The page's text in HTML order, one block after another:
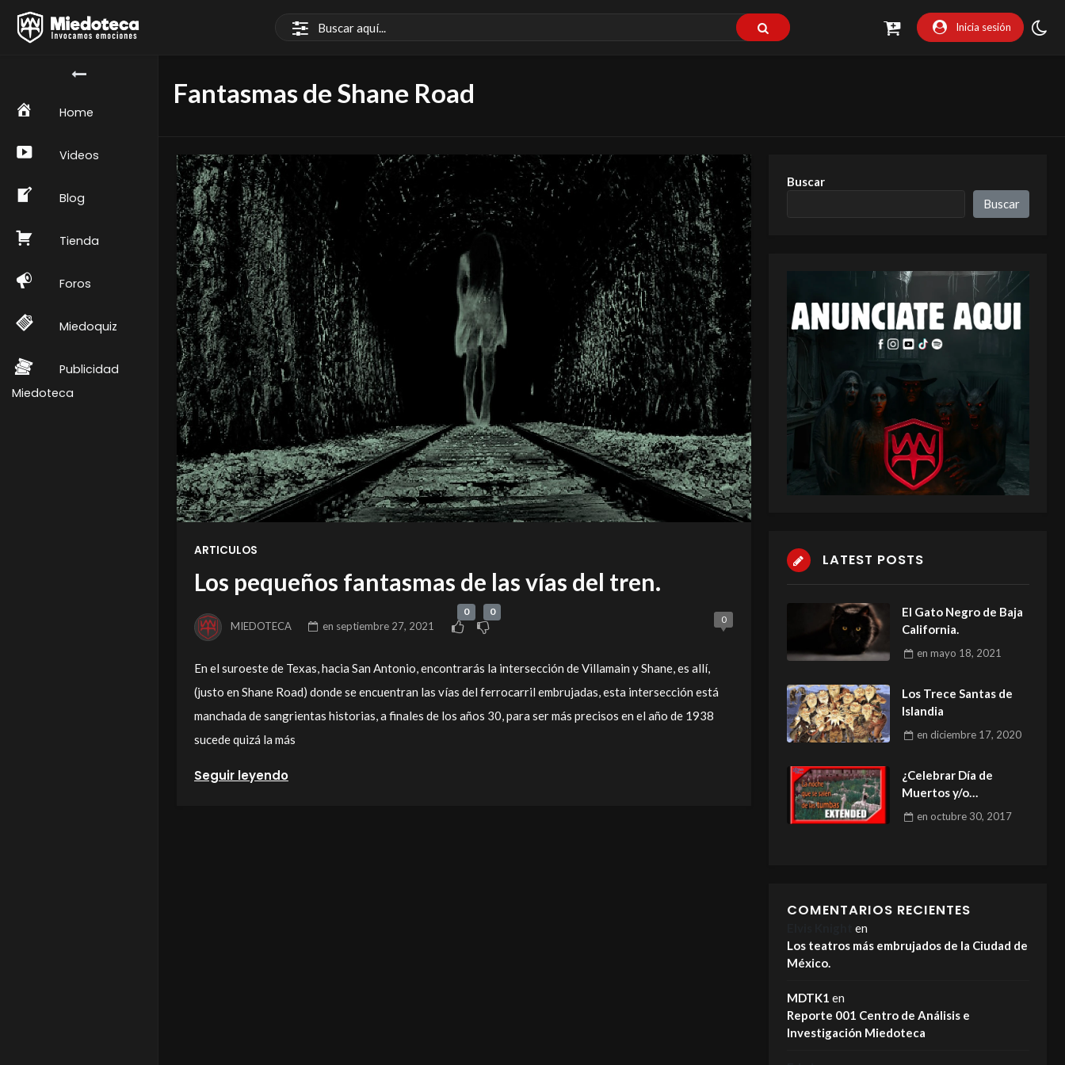
Inicia sesión
Home
Videos
Blog
Tienda
Foros
Miedoquiz
Publicidad
Miedoteca
Fantasmas de Shane Road
ARTICULOS
Los pequeños fantasmas de las vías del tren.
MIEDOTECA en septiembre 27, 2021
0 0
0
En el suroeste de Texas, hacia San Antonio, encontrarás la intersección de Villamain y Shane, es allí,
(justo en Shane Road) donde se encuentran las vías del ferrocarril embrujadas, esta intersección está
manchada de sangrientas historias, a finales de los años 30, para ser más precisos en el año de 1938
sucede quizá la más
Seguir leyendo
Buscar
Buscar
LATEST POSTS
El Gato Negro de Baja
California.
enmayo 18, 2021
Los Trece Santas de
Islandia
en diciembre 17, 2020
¿Celebrar Día de
Muertos y/o
Halloween?
en octubre 30, 2017
COMENTARIOS RECIENTES
en
Los teatros más embrujados de la Ciudad de
México.
MDTK1 en
Reporte 001 Centro de Análisis e
Investigación Miedoteca